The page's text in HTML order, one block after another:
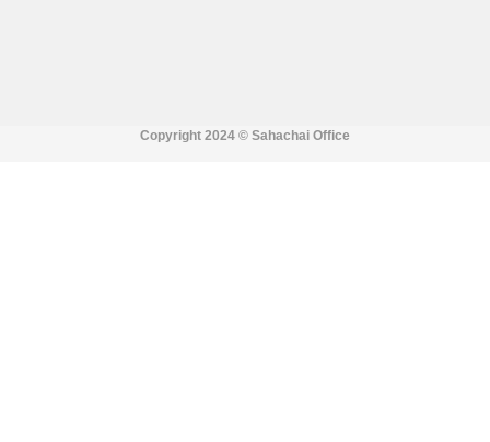
Copyright 2024 © Sahachai Office